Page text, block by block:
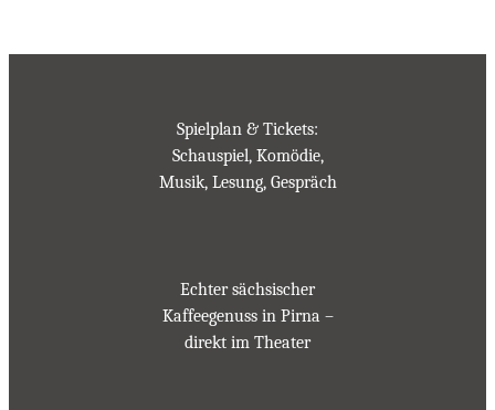
Spielplan & Tickets:
Schauspiel, Komödie,
Musik, Lesung, Gespräch
Echter sächsischer
Kaffeegenuss in Pirna –
direkt im Theater